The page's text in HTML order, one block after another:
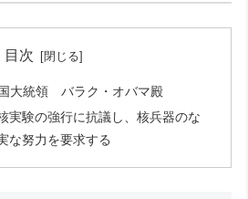
目次
大統領 バラク・オバマ殿
実験の強行に抗議し、核兵器のな
な努力を要求する